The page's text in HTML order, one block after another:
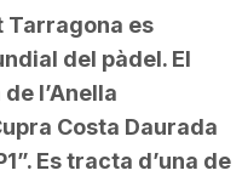
Tarragona es
del pàdel. El
l’Anella
Costa Daurada
Es tracta d’una de